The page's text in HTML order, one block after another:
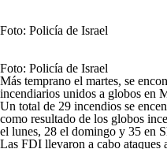
Foto: Policía de Israel
Foto: Policía de Israel
Más temprano el martes, se
incendiarios unidos a globos en
Un total de 29 incendios se
como resultado de los globos
el lunes, 28 el domingo y 35 en
Las FDI llevaron a cabo ataques